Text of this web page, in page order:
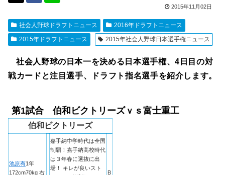
2015年11月02日
社会人野球ドラフトニュース
2016年ドラフトニュース
2015年ドラフトニュース
2015年社会人野球日本選手権ニュース
社会人野球の日本一を決める日本選手権、4日目の対
戦カードと注目選手、ドラフト指名選手を紹介します。
第1試合 伯和ビクトリーズｖｓ富士重工
伯和ビクトリーズ
池原有1年
172cm70kg 右
嘉手納中学時代は全国
制覇！嘉手納高校時代
は３年春に選抜に出
場！ キレが良いスト
B